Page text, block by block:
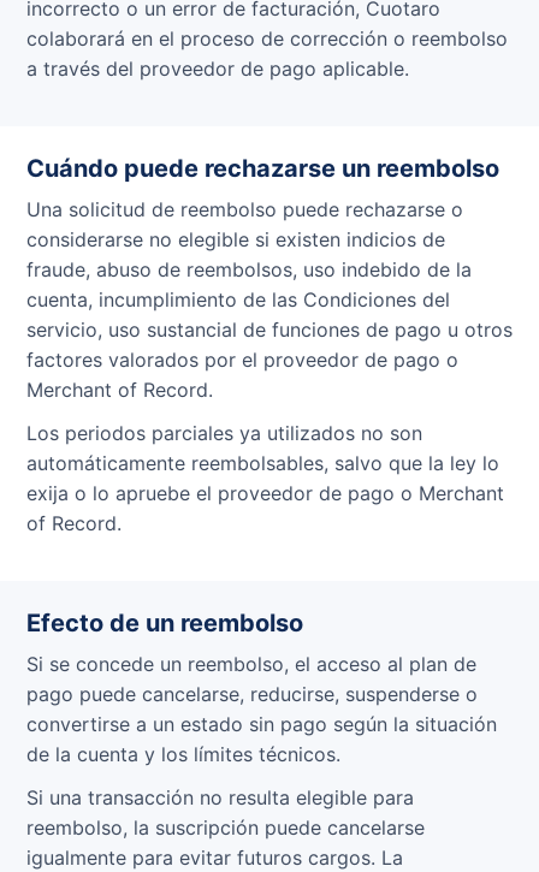
incorrecto o un error de facturación, Cuotaro
colaborará en el proceso de corrección o reembolso
a través del proveedor de pago aplicable.
Cuándo puede rechazarse un reembolso
Una solicitud de reembolso puede rechazarse o
considerarse no elegible si existen indicios de
fraude, abuso de reembolsos, uso indebido de la
cuenta, incumplimiento de las Condiciones del
servicio, uso sustancial de funciones de pago u otros
factores valorados por el proveedor de pago o
Merchant of Record.
Los periodos parciales ya utilizados no son
automáticamente reembolsables, salvo que la ley lo
exija o lo apruebe el proveedor de pago o Merchant
of Record.
Efecto de un reembolso
Si se concede un reembolso, el acceso al plan de
pago puede cancelarse, reducirse, suspenderse o
convertirse a un estado sin pago según la situación
de la cuenta y los límites técnicos.
Si una transacción no resulta elegible para
reembolso, la suscripción puede cancelarse
igualmente para evitar futuros cargos. La